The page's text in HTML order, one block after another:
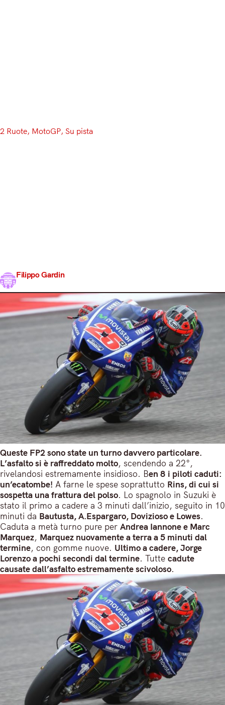
2 Ruote, MotoGP, Su pista
Filippo Gardin
Queste FP2 sono state un turno davvero particolare.
L’asfalto si è raffreddato molto, scendendo a 22°,
rivelandosi estremamente insidioso. Ben 8 i piloti caduti:
un’ecatombe! A farne le spese soprattutto Rins, di cui si
sospetta una frattura del polso. Lo spagnolo in Suzuki è
stato il primo a cadere a 3 minuti dall’inizio, seguito in 10
minuti da Bautusta, A.Espargaro, Dovizioso e Lowes.
Caduta a metà turno pure per Andrea Iannone e Marc
Marquez, Marquez nuovamente a terra a 5 minuti dal
termine, con gomme nuove. Ultimo a cadere, Jorge
Lorenzo a pochi secondi dal termine. Tutte cadute
causate dall’asfalto estremamente scivoloso.